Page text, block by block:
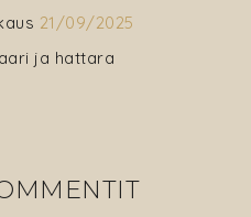
21/09/2025
ja hattara